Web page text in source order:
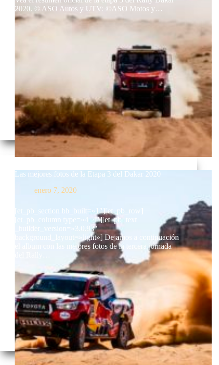
2020. © ASO Autos y UTV: ©ASO Motos y…
Las mejores fotos de la Etapa 3 del Dakar 2020
enero 7, 2020
[et_pb_section bb_built=»1″][et_pb_row]
[et_pb_column type=»4_4″][et_pb_text
_builder_version=»3.0.93″
background_layout=»light»] Dejamos a continuación
el album con las mejores fotos de la tercera jornada